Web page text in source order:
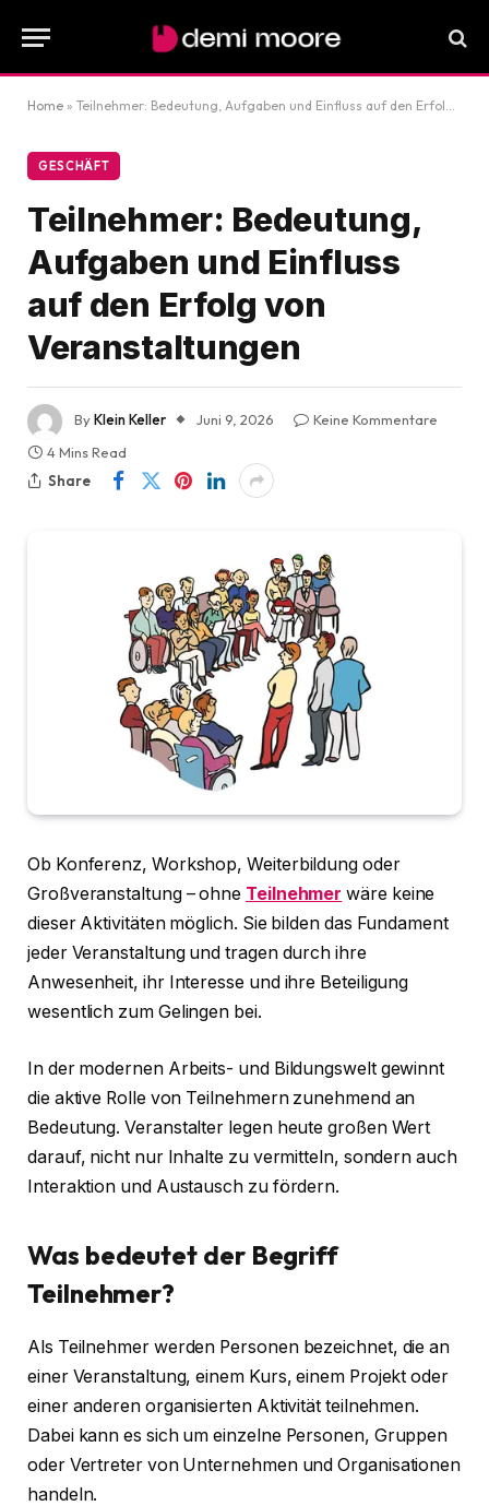
Home » Teilnehmer: Bedeutung, Aufgaben und Einfluss auf den Erfolg von Veranstaltungen
GESCHÄFT
Teilnehmer: Bedeutung,
Aufgaben und Einfluss
auf den Erfolg von
Veranstaltungen
ByKlein Keller Juni 9, 2026
Keine Kommentare
4 Mins Read
Share
Ob Konferenz, Workshop, Weiterbildung oder
Großveranstaltung – ohne Teilnehmer wäre keine
dieser Aktivitäten möglich. Sie bilden das Fundament
jeder Veranstaltung und tragen durch ihre
Anwesenheit, ihr Interesse und ihre Beteiligung
wesentlich zum Gelingen bei.
In der modernen Arbeits- und Bildungswelt gewinnt
die aktive Rolle von Teilnehmern zunehmend an
Bedeutung. Veranstalter legen heute großen Wert
darauf, nicht nur Inhalte zu vermitteln, sondern auch
Interaktion und Austausch zu fördern.
Was bedeutet der Begriff
Teilnehmer?
Als Teilnehmer werden Personen bezeichnet, die an
einer Veranstaltung, einem Kurs, einem Projekt oder
einer anderen organisierten Aktivität teilnehmen.
Dabei kann es sich um einzelne Personen, Gruppen
oder Vertreter von Unternehmen und Organisationen
handeln.